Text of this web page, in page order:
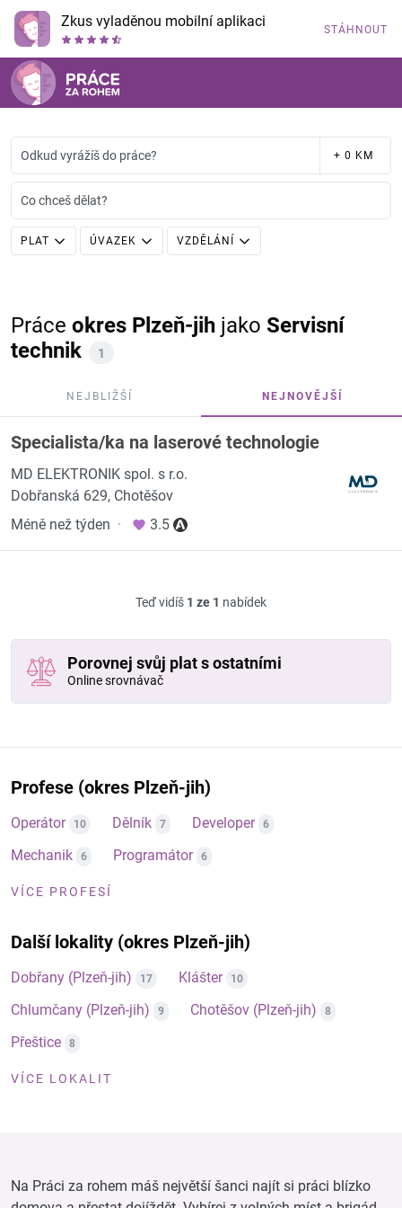
Zkus vyladěnou mobilní aplikaci STÁHNOUT
Odkud vyrážíš do práce? + 0 KM
Co chceš dělat?
PLAT ÚVAZEK VZDĚLÁNÍ
Práce okres Plzeň-jih jako Servisní
technik
1
NEJBLIŽŠÍ NEJNOVĚJŠÍ
Specialista/ka na laserové technologie
MD ELEKTRONIK spol. s r.o.
Dobřanská 629, Chotěšov
Méně než týden · 3.5
Teď vidíš 1 ze 1 nabídek
Porovnej svůj plat s ostatními
Online srovnávač
Profese (okres Plzeň-jih)
Operátor 10 Dělník 7 Developer 6
Mechanik 6 Programátor 6
VÍCE PROFESÍ
Další lokality (okres Plzeň-jih)
Dobřany (Plzeň-jih) 17 Klášter 10
Chlumčany (Plzeň-jih) 9 Chotěšov (Plzeň-jih) 8
Přeštice 8
VÍCE LOKALIT
Na Práci za rohem máš největší šanci najít si práci blízko